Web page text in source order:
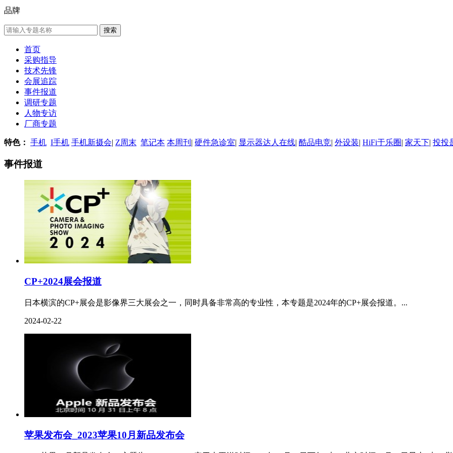
品牌
首页
采购指导
技术先锋
会展追踪
事件报道
调研专题
人物专访
厂商专题
特色： 手机 I手机 手机新摄会| Z周末 笔记本 本周刊 | 硬件急诊室| 显示器达人在线| 酷品电竞| 外设装| HiFi于乐圈| 家天下| 投投
事件报道
CP+2024展会报道
日本横滨的CP+展会是影像界三大展会之一，同时具备非常高的专业性，本专题是2024年的CP+展会报道。...
2024-02-22
苹果发布会_2023苹果10月新品发布会